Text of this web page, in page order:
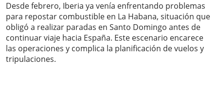
Desde febrero, Iberia ya venía enfrentando problemas
para repostar combustible en La Habana, situación que
obligó a realizar paradas en Santo Domingo antes de
continuar viaje hacia España. Este escenario encarece
las operaciones y complica la planificación de vuelos y
tripulaciones.